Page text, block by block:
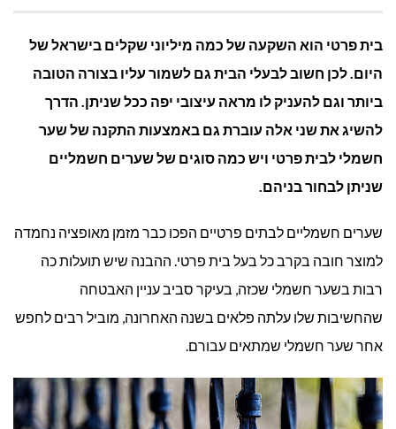
סוגים
של שערים
לבתים
בית פרטי הוא השקעה של כמה מיליוני שקלים בישראל של
היום. לכן חשוב לבעלי הבית גם לשמור עליו בצורה הטובה
ביותר וגם להעניק לו מראה עיצובי יפה ככל שניתן. הדרך
להשיג את שני אלה עוברת גם באמצעות התקנה של שער
חשמלי לבית פרטי ויש כמה סוגים של שערים חשמליים
שניתן לבחור בניהם.
שערים חשמליים לבתים פרטיים הפכו כבר מזמן מאופציה נחמדה
למוצר חובה בקרב כל בעל בית פרטי. ההבנה שיש תועלות כה
רבות בשער חשמלי שכזה, בעיקר סביב עניין האבטחה
שהחשיבות שלו עלתה פלאים בשנה האחרונה, מוביל רבים לחפש
אחר שער חשמלי שמתאים עבורם.